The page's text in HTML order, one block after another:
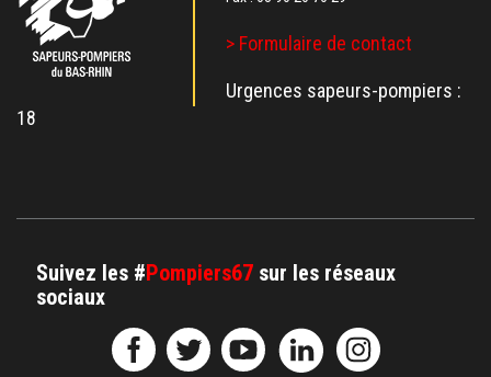
> Formulaire de contact
Urgences sapeurs-pompiers :
18
Suivez les #Pompiers67 sur les réseaux
sociaux